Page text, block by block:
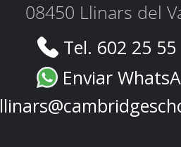
08450 Llinars del
Tel. 602 25
Enviar